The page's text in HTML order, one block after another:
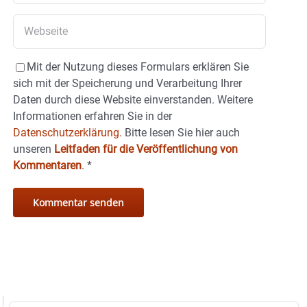
Mit der Nutzung dieses Formulars erklären Sie
sich mit der Speicherung und Verarbeitung Ihrer
Daten durch diese Website einverstanden. Weitere
Informationen erfahren Sie in der
Datenschutzerklärung. Bitte lesen Sie hier auch
unseren Leitfaden für die Veröffentlichung von
Kommentaren. *